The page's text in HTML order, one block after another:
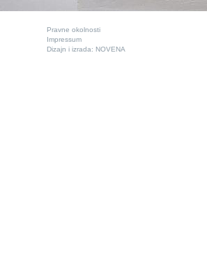
Pravne okolnosti
Impressum
Dizajn i izrada: NOVENA